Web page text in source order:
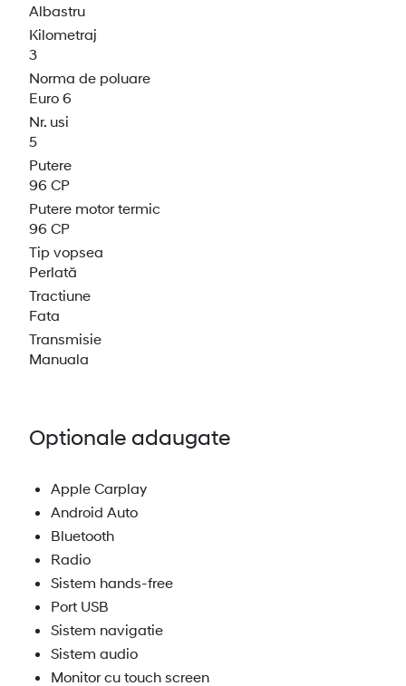
Albastru
Kilometraj
3
Norma de poluare
Euro 6
Nr. usi
5
Putere
96 CP
Putere motor termic
96 CP
Tip vopsea
Perlată
Tractiune
Fata
Transmisie
Manuala
Optionale adaugate
Apple Carplay
Android Auto
Bluetooth
Radio
Sistem hands-free
Port USB
Sistem navigatie
Sistem audio
Monitor cu touch screen